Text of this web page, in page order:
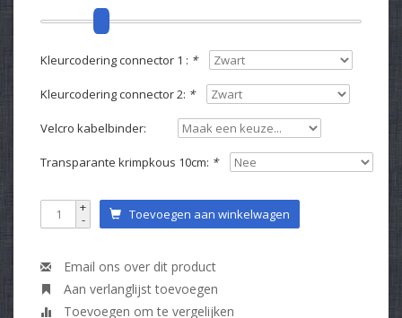
Kleurcodering connector 1 : *
Kleurcodering connector 2: *
Velcro kabelbinder:
Transparante krimpkous 10cm: *
+
- Toevoegen aan winkelwagen
Email ons over dit product
Aan verlanglijst toevoegen
Toevoegen om te vergelijken